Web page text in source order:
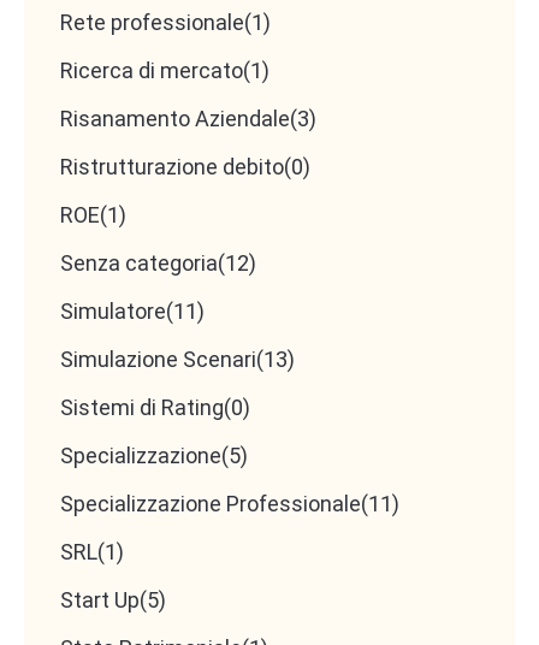
Rete professionale(1)
Ricerca di mercato(1)
Risanamento Aziendale(3)
Ristrutturazione debito(0)
ROE(1)
Senza categoria(12)
Simulatore(11)
Simulazione Scenari(13)
Sistemi di Rating(0)
Specializzazione(5)
Specializzazione Professionale(11)
SRL(1)
Start Up(5)